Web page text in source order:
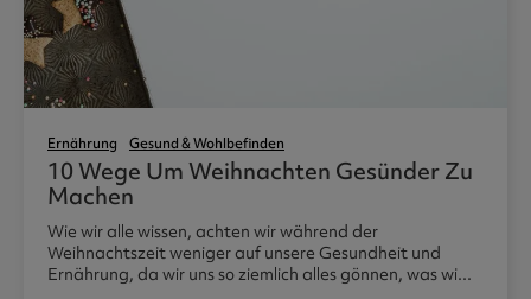
Ernährung Gesund & Wohlbefinden
10 Wege Um Weihnachten Gesünder Zu
Machen
Wie wir alle wissen, achten wir während der
Weihnachtszeit weniger auf unsere Gesundheit und
Ernährung, da wir uns so ziemlich alles gönnen, was wi...